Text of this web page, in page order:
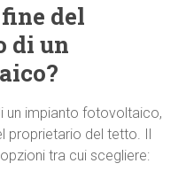
del
di un
un impianto fotovoltaico,
proprietario del tetto. Il
tra cui scegliere: